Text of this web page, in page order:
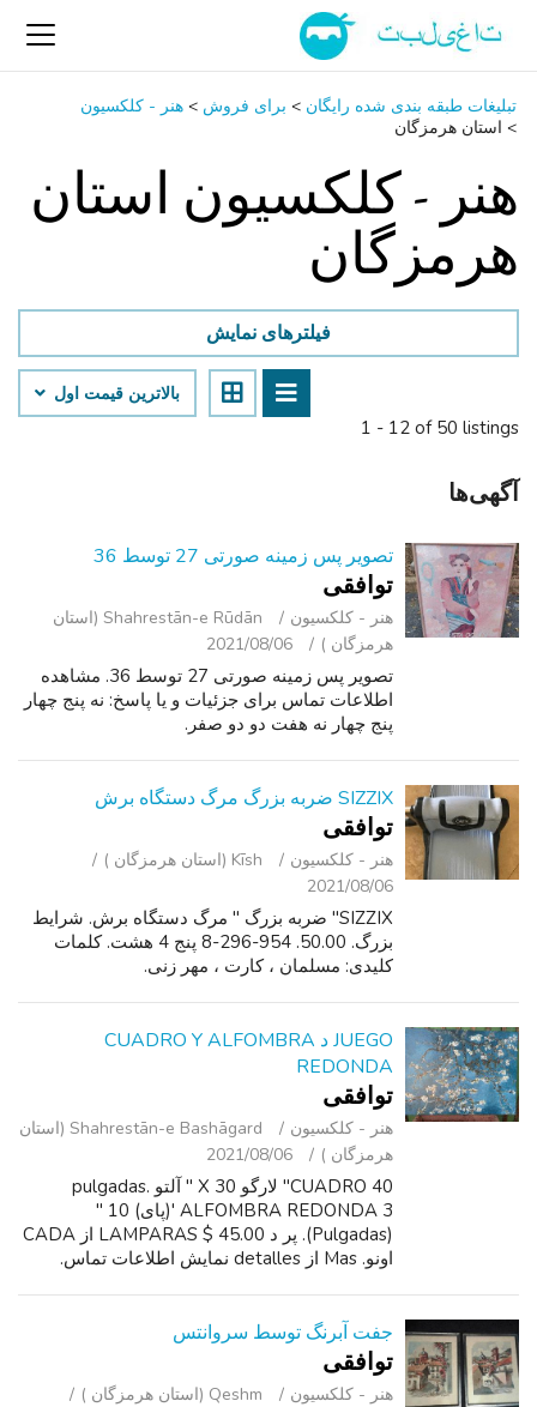
تبلیغات طبقه بندی شده رایگان > برای فروش > هنر - کلکسیون
> استان هرمزگان
هنر - کلکسیون استان
هرمزگان
1 - 12 of 50 listings
فیلترهای نمایش
بالاترین قیمت اول
آگهی‌ها
تصویر پس زمینه صورتی 27 توسط 36
توافقی
هنر - کلکسیون
Shahrestān-e Rūdān (استان
هرمزگان )
2021/08/06
تصویر پس زمینه صورتی 27 توسط 36. مشاهده
اطلاعات تماس برای جزئیات و یا پاسخ: نه پنج چهار
پنج چهار نه هفت دو دو صفر.
SIZZIX ضربه بزرگ مرگ دستگاه برش
توافقی
هنر - کلکسیون
Kīsh (استان هرمزگان )
2021/08/06
SIZZIX" ضربه بزرگ " مرگ دستگاه برش. شرایط
بزرگ. 50.00. 954-296-8 پنج 4 هشت. کلمات
کلیدی: مسلمان ، کارت ، مهر زنی.
JUEGO د CUADRO Y ALFOMBRA
REDONDA
توافقی
هنر - کلکسیون
Shahrestān-e Bashāgard (استان
هرمزگان )
2021/08/06
CUADRO 40" لارگو X 30 " آلتو pulgadas.
ALFOMBRA REDONDA 3 '(پای) 10 "
(Pulgadas). پر د LAMPARAS $ 45.00 از CADA
اونو. Mas از detalles نمایش اطلاعات تماس.
جفت آبرنگ توسط سروانتس
توافقی
هنر - کلکسیون
Qeshm (استان هرمزگان )